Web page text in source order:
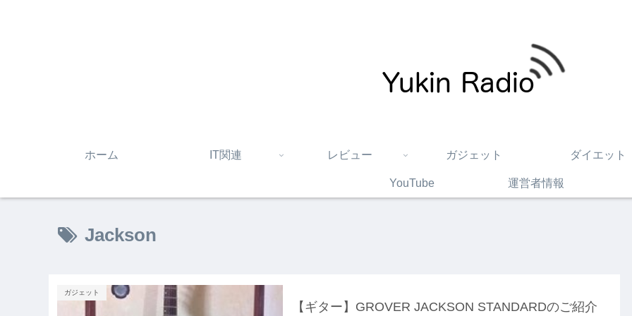
ホーム IT関連 レビュー ガジェット ダイエット
YouTube 運営者情報
Jackson
ガジェット
【ギター】GROVER JACKSON STANDARDのご紹介